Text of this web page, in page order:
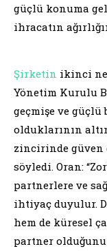
güçlü konuma
ihracatın
Şirketin ikinci
Yönetim Kurulu
geçmişe ve
olduklarının
zincirinde güven
söyledi. Oran:
partnerlere ve
ihtiyaç duyulur.
hem de küresel
partner